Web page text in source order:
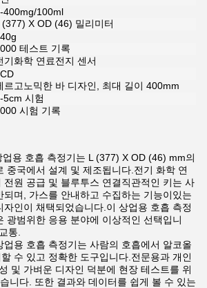
400mg/100ml
(377) X OD (46) 밀리미터
테스트 기록
기화학 연료전지 센서
르고노믹한 바 디자인, 최대 길이 400mm
5cm 시험
시험 기록
업용 호흡 측정기는 L (377) X OD (46) mm의
중국에서 설계 및 제조됩니다.전기 화학 연
전원 공급 및 블루투스 연결직관적인 키는 사
되며, 가스를 안내하고 수집하는 기능이있는
자인이 채택되었습니다.이 상업용 호흡 측정
광범위한 응용 분야에 이상적인 선택입니
통.
용 호흡 측정기는 사람의 호흡에서 알코올
수 있고 정확한 도구입니다.전문용과 개인
및 가벼운 디자인 덕분에 현장 테스트를 위
니다. 또한 결과와 데이터를 쉽게 볼 수 있는